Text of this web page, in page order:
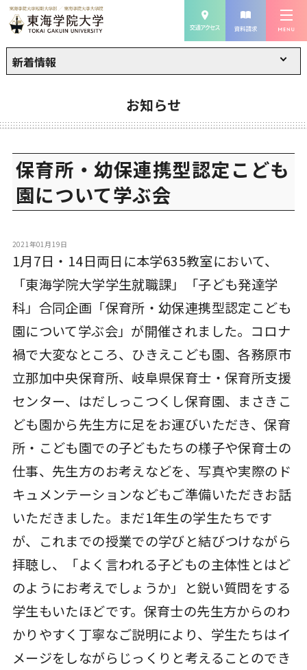
新着情報
お知らせ
保育所・幼保連携型認定こども
園について学ぶ会
2021年01月19日
1月7日・14日両日に本学635教室において、
「東海学院大学学生就職課」「子ども発達学
科」合同企画「保育所・幼保連携型認定こども
園について学ぶ会」が開催されました。コロナ
禍で大変なところ、ひきえこども園、各務原市
立那加中央保育所、岐阜県保育士・保育所支援
センター、はだしっこつくし保育園、まさきこ
ども園から先生方に足をお運びいただき、保育
所・こども園での子どもたちの様子や保育士の
仕事、先生方のお考えなどを、写真や実際のド
キュメンテーションなどもご準備いただきお話
いただきました。まだ1年生の学生たちです
が、これまでの授業での学びと結びつけながら
拝聴し、「よく言われる子どもの主体性とはど
のようにお考えでしょうか」と鋭い質問をする
学生もいたほどです。保育士の先生方からのわ
かりやすく丁寧なご説明により、学生たちはイ
メージをしながらじっくりと考えることのでき